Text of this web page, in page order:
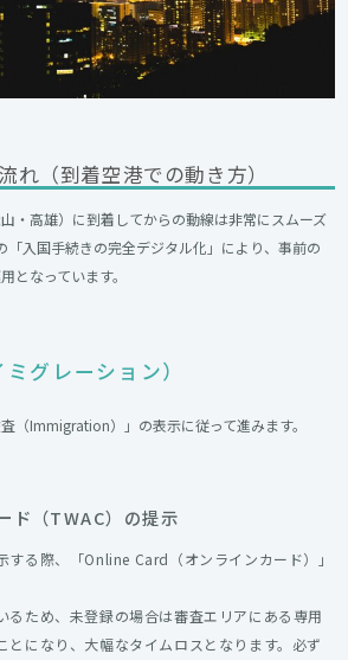
れ（到着空港での動き方）
・高雄）に到着してからの動線は非常にスムーズ
入国手続きの完全デジタル化」により、事前の
となっています。
グレーション）
（Immigration）」の表示に従って進みます。
ド（TWAC）の提示
する際、「Online Card（オンラインカード）」
るため、未登録の場合は審査エリアにある専用
とになり、大幅なタイムロスとなります。必ず